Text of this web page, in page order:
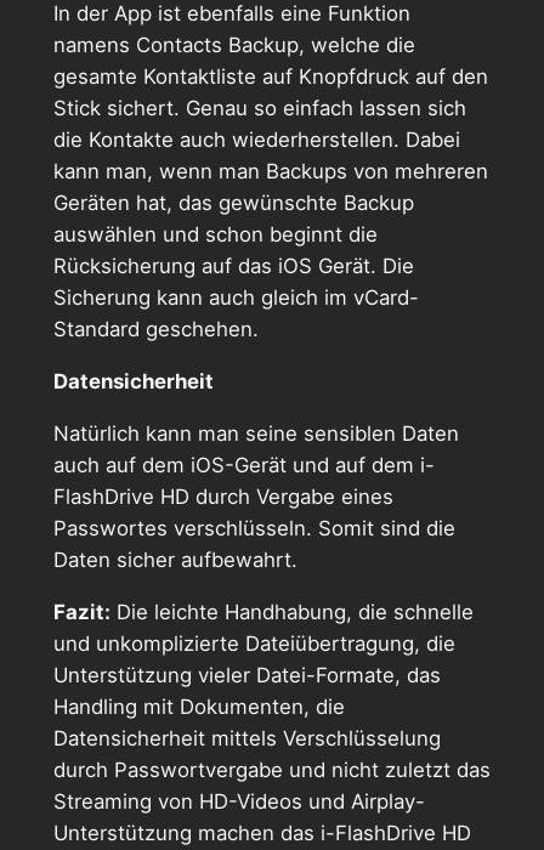
In der App ist ebenfalls eine Funktion
namens Contacts Backup, welche die
gesamte Kontaktliste auf Knopfdruck auf den
Stick sichert. Genau so einfach lassen sich
die Kontakte auch wiederherstellen. Dabei
kann man, wenn man Backups von mehreren
Geräten hat, das gewünschte Backup
auswählen und schon beginnt die
Rücksicherung auf das iOS Gerät. Die
Sicherung kann auch gleich im vCard-
Standard geschehen.
Datensicherheit
Natürlich kann man seine sensiblen Daten
auch auf dem iOS-Gerät und auf dem i-
FlashDrive HD durch Vergabe eines
Passwortes verschlüsseln. Somit sind die
Daten sicher aufbewahrt.
Fazit: Die leichte Handhabung, die schnelle
und unkomplizierte Dateiübertragung, die
Unterstützung vieler Datei-Formate, das
Handling mit Dokumenten, die
Datensicherheit mittels Verschlüsselung
durch Passwortvergabe und nicht zuletzt das
Streaming von HD-Videos und Airplay-
Unterstützung machen das i-FlashDrive HD